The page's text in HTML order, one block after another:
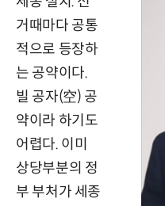
거때마다 공통
적으로 등장하
는 공약이다.
빌 공자(空) 공
약이라 하기도
어렵다. 이미
상당부분의 정
부 부처가 세종